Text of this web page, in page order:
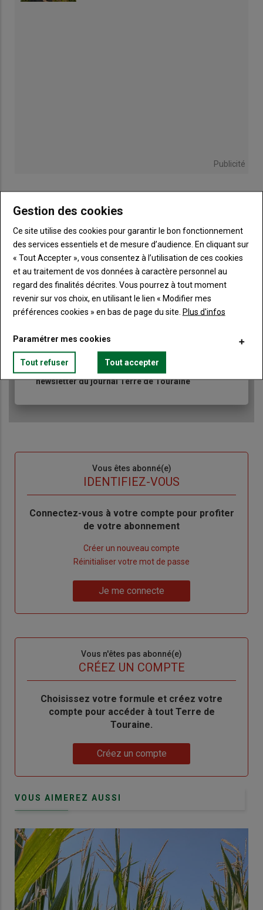
Publicité
TITRE JE M'ABONNE
Body A partir de 85€
Lien JE M'ABONNE
à
pucenumérique, sur tous les supports
Ne manquez aucune information grâce à la
newsletter du journal Terre de Touraine
Vous êtes abonné(e)
IDENTIFIEZ-VOUS
Body
Connectez-vous à votre compte pour profiter
de votre abonnement
Créer un nouveau compte
de
Réinitialiser votre mot de passe
me
Je me connecte
Vous n'êtes pas abonné(e)
CRÉEZ UN COMPTE
BodyChoisissez votre formule et créez votre
compte pour accéder à tout Terre de
Touraine.
Créez un compte
VOUS AIMEREZ AUSSI
Gestion des cookies
Ce site utilise des cookies pour garantir le bon fonctionnement
des services essentiels et de mesure d’audience. En cliquant sur
« Tout Accepter », vous consentez à l’utilisation de ces cookies
et au traitement de vos données à caractère personnel au
regard des finalités décrites. Vous pourrez à tout moment
revenir sur vos choix, en utilisant le lien « Modifier mes
préférences cookies » en bas de page du site. Plus d'infos
Paramétrer mes cookies
Tout refuser Tout accepter